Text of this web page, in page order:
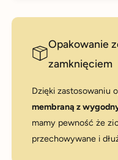
Opakowanie
zamknięciem
Dzięki zastosowaniu
membraną z
mamy pewność że
przechowywane i